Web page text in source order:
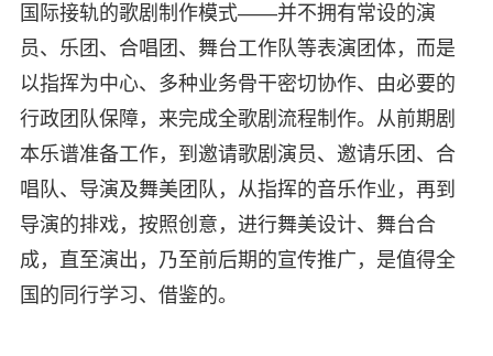
国际接轨的歌剧制作模式——并不拥有常设的演
员、乐团、合唱团、舞台工作队等表演团体，而是
以指挥为中心、多种业务骨干密切协作、由必要的
行政团队保障，来完成全歌剧流程制作。从前期剧
本乐谱准备工作，到邀请歌剧演员、邀请乐团、合
唱队、导演及舞美团队，从指挥的音乐作业，再到
导演的排戏，按照创意，进行舞美设计、舞台合
成，直至演出，乃至前后期的宣传推广，是值得全
国的同行学习、借鉴的。